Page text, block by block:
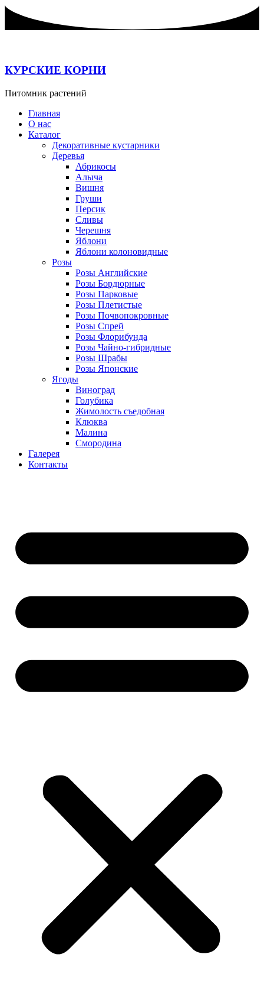
Перейти
содержимому
КУРСКИЕ КОРНИ
Питомник растений
Главная
О нас
Каталог
Декоративные кустарники
Деревья
Абрикосы
Алыча
Вишня
Груши
Персик
Сливы
Черешня
Яблони
Яблони колоновидные
Розы
Розы Английские
Розы Бордюрные
Розы Парковые
Розы Плетистые
Розы Почвопокровные
Розы Спрей
Розы Флорибунда
Розы Чайно-гибридные
Розы Шрабы
Розы Японские
Ягоды
Виноград
Голубика
Жимолость съедобная
Клюква
Малина
Смородина
Галерея
Контакты